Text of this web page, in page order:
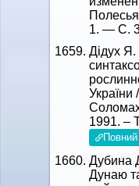
1. — С.
Дiдух Я.
1991. –
Повний
Дубина
Дунаю